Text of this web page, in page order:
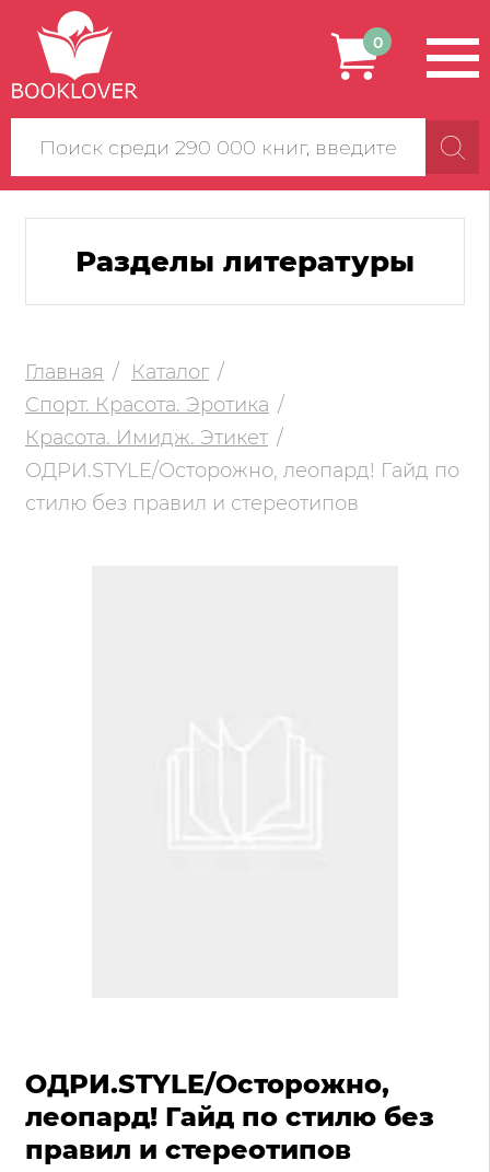
Поиск
по
сайту
0
Разделы литературы
Главная
Каталог
Спорт. Красота. Эротика
Красота. Имидж. Этикет
ОДРИ.STYLE/Осторожно, леопард! Гайд по
стилю без правил и стереотипов
ОДРИ.STYLE/Осторожно,
леопард! Гайд по стилю без
правил и стереотипов